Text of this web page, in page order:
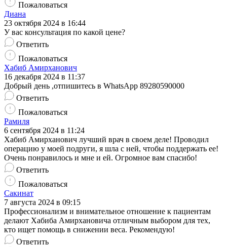
Пожаловаться
Диана
23 октября 2024 в 16:44
У вас консультация по какой цене?
Ответить
Пожаловаться
Хабиб Амирханович
16 декабря 2024 в 11:37
Добрый день ,отпишитесь в WhatsApp 89280590000
Ответить
Пожаловаться
Рамиля
6 сентября 2024 в 11:24
Хабиб Амирханович лучший врач в своем деле! Проводил
операцию у моей подруги, я шла с ней, чтобы поддержать ее!
Очень понравилось и мне и ей. Огромное вам спасибо!
Ответить
Пожаловаться
Сакинат
7 августа 2024 в 09:15
Профессионализм и внимательное отношение к пациентам
делают Хабиба Амирхановича отличным выбором для тех,
кто ищет помощь в снижении веса. Рекомендую!
Ответить